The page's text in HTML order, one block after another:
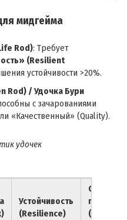
мидгейма
Rod): Требует
(Resilient
устойчивости >20%.
Rod) / Удочка Бури
с зачарованиями
«Качественный» (Quality).
удочек
Устойчивость
(Resilience)
Скорость
приманки
(Lure